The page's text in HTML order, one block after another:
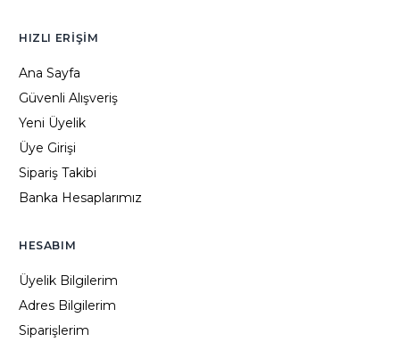
HIZLI ERIŞIM
Ana Sayfa
Güvenli Alışveriş
Yeni Üyelik
Üye Girişi
Sipariş Takibi
Banka Hesaplarımız
HESABIM
Üyelik Bilgilerim
Adres Bilgilerim
Siparişlerim